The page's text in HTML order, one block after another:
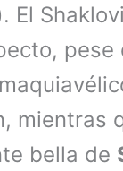
El
mientras
bella de